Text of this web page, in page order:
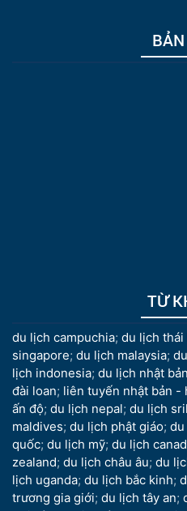
TỪ
du lịch campuchia; du lịch thái
singapore; du lịch malaysia;
lịch indonesia; du lịch nhật bản
đài loan; liên tuyến nhật bản -
ấn độ; du lịch nepal; du lịch
maldives; du lịch phật giáo; du
quốc; du lịch mỹ; du lịch
zealand; du lịch châu âu; du
lịch uganda; du lịch bắc kinh;
trương gia giới; du lịch tây an;